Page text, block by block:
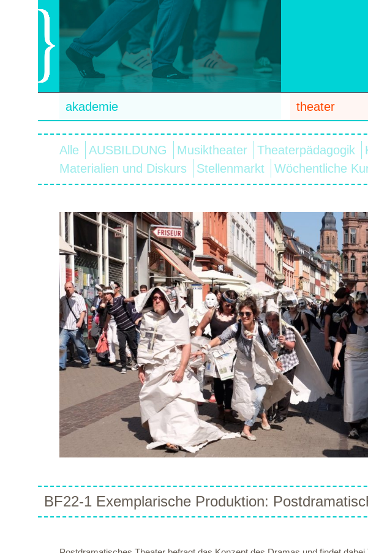
akademie theater
Alle AUSBILDUNG Musiktheater Theaterpädagogik
Materialien und Diskurs
Stellenmarkt Wöchentliche
BF22-1 Exemplarische Produktion: